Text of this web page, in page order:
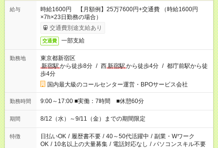
給与
時給1600円 【月額例】25万7600円+交通費 （時給1600円
×7h×23日勤務の場合）
交通費別途支給あり
交通費 一部支給
勤務地
東京都新宿区
新宿駅から徒歩8分 / 西新宿駅から徒歩4分 / 都庁前駅から徒
歩4分
国内最大級のコールセンター運営・BPOサービス会社
勤務時間 9:00～17:00 ■実働：7時間 ■休憩60分
期間 8/12（水）～9/11（金）までの期間限定
特徴 日払いOK / 履歴書不要 / 40～50代活躍中 / 副業・Wワーク
OK / 10名以上の大量募集 / 電話対応なし / パソコンスキル不要